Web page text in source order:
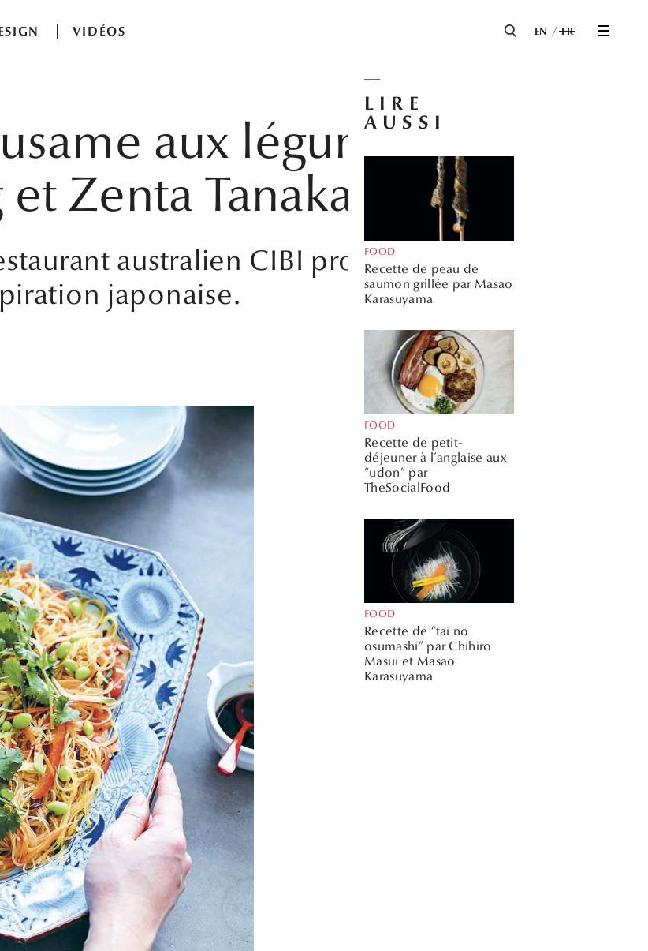
VIDÉOS EN FR
aux légumes
Zenta Tanaka
australien CIBI proposent une
japonaise.
LIRE
AUSSI
FOOD
Recette de peau de
saumon grillée par Masao
Karasuyama
FOOD
Recette de petit-
déjeuner à l’anglaise aux
“udon” par
TheSocialFood
FOOD
Recette de “tai no
osumashi” par Chihiro
Masui et Masao
Karasuyama